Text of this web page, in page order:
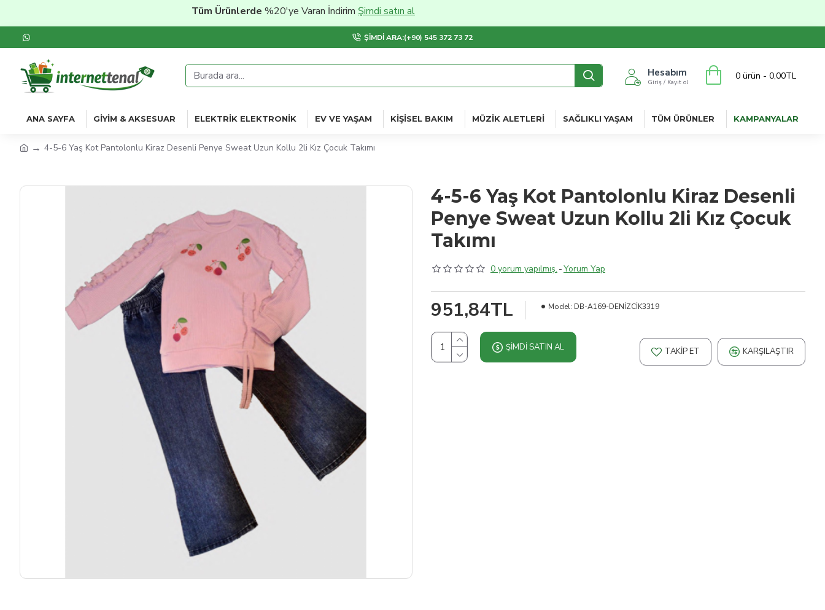
Tüm Ürünlerde%20'ye Varan İndirimŞimdi satın al
ŞIMDI ARA:(+90) 545 372 73 72
Hesabım
Giriş / Kayıt ol
0 ürün - 0,00TL
ANA SAYFA GIYIM & AKSESUAR ELEKTRIK ELEKTRONIK EV VE YAŞAM KIŞISEL BAKIM MÜZIK ALETLERI SAĞLIKLI YAŞAM TÜM ÜRÜNLER KAMPANYALAR
4-5-6 Yaş Kot Pantolonlu Kiraz Desenli Penye Sweat Uzun Kollu 2li Kız Çocuk Takımı
4-5-6 Yaş Kot Pantolonlu Kiraz Desenli
Penye Sweat Uzun Kollu 2li Kız Çocuk
Takımı
0 yorum yapılmış. -Yorum Yap
951,84TL Model: DB-A169-DENİZCİK3319
ŞIMDI SATIN AL TAKIP ET KARŞILAŞTIR